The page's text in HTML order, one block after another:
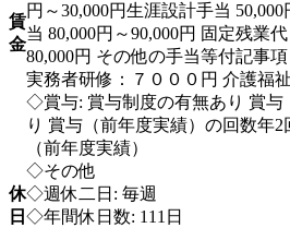
賃
金
円～30,000円生涯設計手当
当 80,000円～90,000円 固定残業
80,000円 その他の手当等付記事
実務者研修：７０００円 介護福
◇賞与: 賞与制度の有無あり 賞与
り 賞与（前年度実績）の回数年2
（前年度実績）
休
日
◇その他
◇週休二日: 毎週
◇年間休日数: 111日